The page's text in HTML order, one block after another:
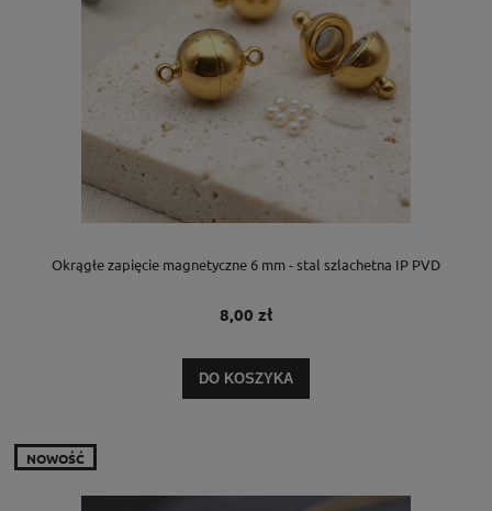
Okrągłe zapięcie magnetyczne 6 mm - stal szlachetna IP PVD
8,00 zł
DO KOSZYKA
NOWOŚĆ